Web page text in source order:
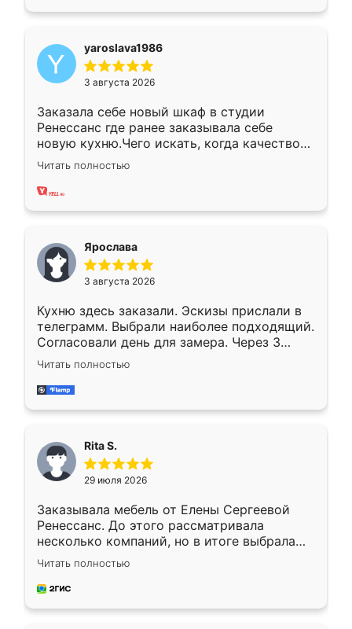
yaroslava1986
3 августа 2026
Заказала себе новый шкаф в студии
Ренессанс где ранее заказывала себе
новую кухню.Чего искать, когда качеством
вполне довольна. Служит кухня уже почти
два года, нареканий нет.
Читать полностью
Ярослава
3 августа 2026
Кухню здесь заказали. Эскизы прислали в
телеграмм. Выбрали наиболее подходящий.
Согласовали день для замера. Через 3
недели кухня была уже готова. Остались
довольны работой. Спасибо Ренессанс
мебель за качественную работу!
Читать полностью
Rita S.
29 июля 2026
Заказывала мебель от Елены Сергеевой
Ренессанс. До этого рассматривала
несколько компаний, но в итоге выбрала
эту. Сначала обговорили условия, потом
приехал замерщик, всё спокойно объяснил
и снял размеры. Изготовили в срок, с
Читать полностью